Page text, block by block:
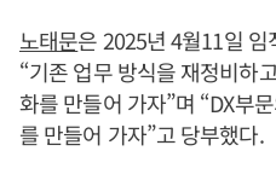
노태문은 2025년 4월11일
“기존 업무 방식을 재정비하
화를 만들어 가자”며 “DX부
를 만들어 가자”고 당부했다.